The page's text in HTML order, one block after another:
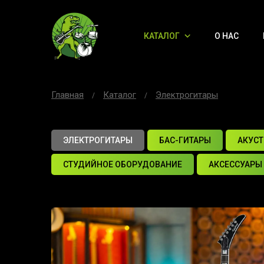
КАТАЛОГ О НАС
Главная Каталог Электрогитары
ЭЛЕКТРОГИТАРЫ БАС-ГИТАРЫ
СТУДИЙНОЕ ОБОРУДОВАНИЕ АКСЕССУАРЫ